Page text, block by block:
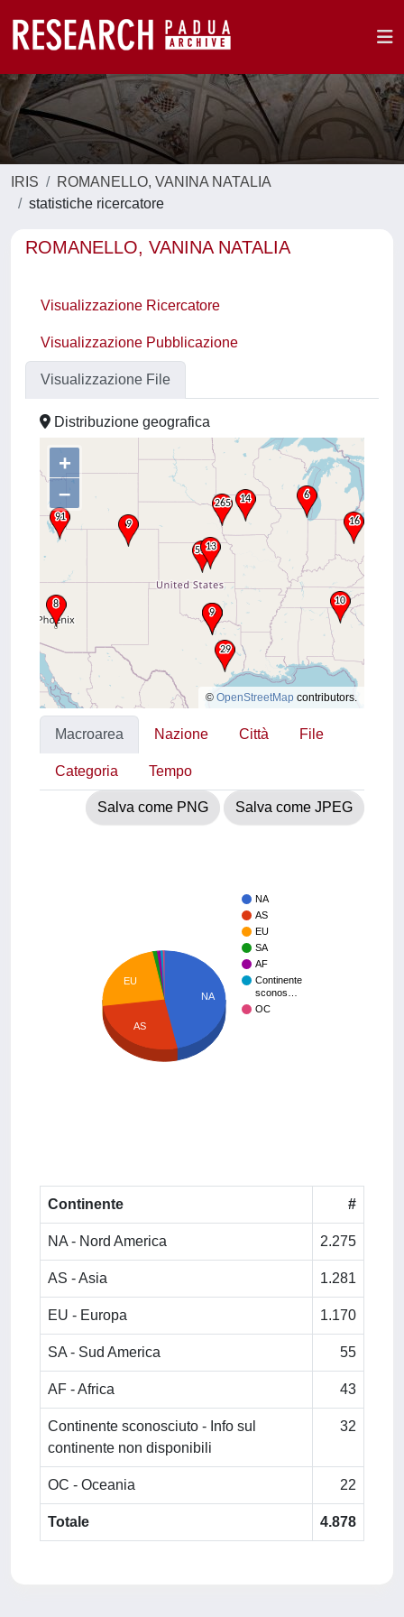
IRIS
ROMANELLO, VANINA NATALIA
statistiche ricercatore
ROMANELLO, VANINA NATALIA
Visualizzazione Ricercatore
Visualizzazione Pubblicazione
Visualizzazione File
Distribuzione geografica
+
–
© OpenStreetMap contributors.
Macroarea Nazione Città File
Categoria Tempo
Salva come PNG Salva come JPEG
NA
AS
EU
SA
AF
Continente
sconos…
OC
NA
EU
AS
Continente #
NA - Nord America 2.275
AS - Asia 1.281
EU - Europa 1.170
SA - Sud America 55
AF - Africa 43
Continente sconosciuto - Info sul
continente non disponibili
32
OC - Oceania 22
Totale 4.878